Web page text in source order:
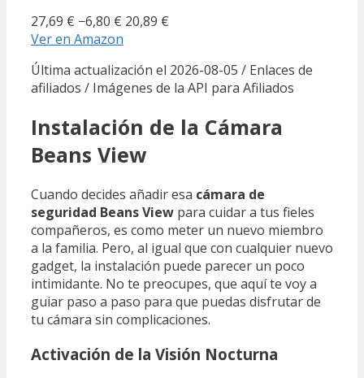
27,69 € −6,80 € 20,89 €
Ver en Amazon
Última actualización el 2026-08-05 / Enlaces de
afiliados / Imágenes de la API para Afiliados
Instalación de la Cámara
Beans View
Cuando decides añadir esa cámara de
seguridad Beans View para cuidar a tus fieles
compañeros, es como meter un nuevo miembro
a la familia. Pero, al igual que con cualquier nuevo
gadget, la instalación puede parecer un poco
intimidante. No te preocupes, que aquí te voy a
guiar paso a paso para que puedas disfrutar de
tu cámara sin complicaciones.
Activación de la Visión Nocturna